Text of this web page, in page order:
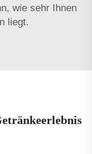
wie sehr Ihnen
liegt.